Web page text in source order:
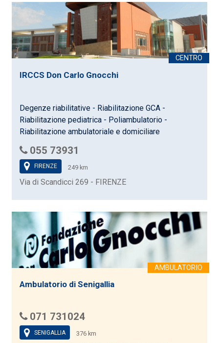
IRCCS Don Carlo Gnocchi
Degenze riabilitative - Riabilitazione GCA -
Riabilitazione pediatrica - Poliambulatorio -
Riabilitazione ambulatoriale e domiciliare
055 73931
FIRENZE 249 km
Via di Scandicci 269 - FIRENZE
Ambulatorio di Senigallia
071 731024
SENIGALLIA 376 km